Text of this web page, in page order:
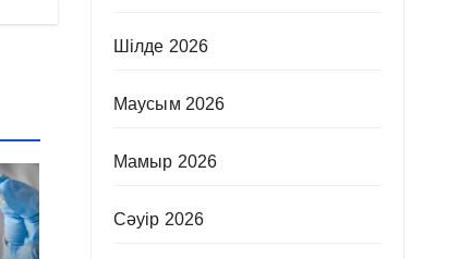
Шілде 2026
Маусым 2026
Мамыр 2026
Сәуір 2026